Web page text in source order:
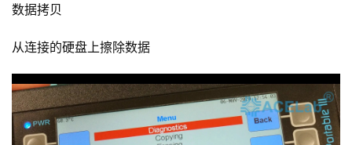
数据拷贝
从连接的硬盘上擦除数据